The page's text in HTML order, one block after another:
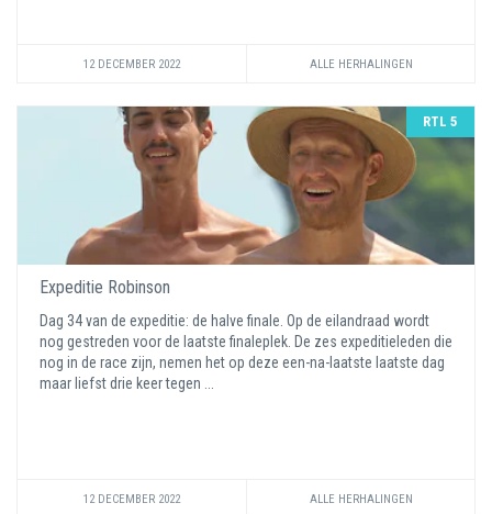
12 DECEMBER 2022 ALLE HERHALINGEN
RTL 5
Expeditie Robinson
Dag 34 van de expeditie: de halve finale. Op de eilandraad wordt
nog gestreden voor de laatste finaleplek. De zes expeditieleden die
nog in de race zijn, nemen het op deze een-na-laatste laatste dag
maar liefst drie keer tegen ...
12 DECEMBER 2022 ALLE HERHALINGEN